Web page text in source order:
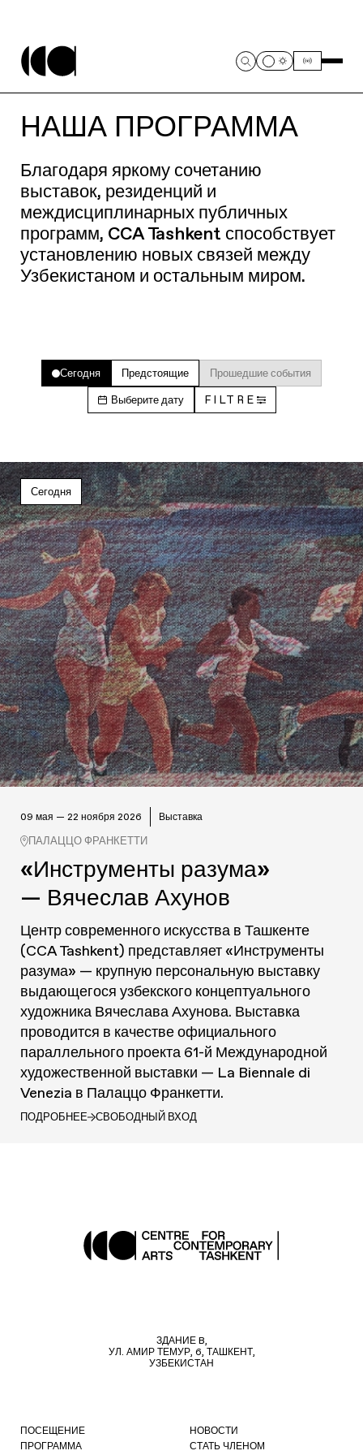
НАША ПРОГРАММА
Благодаря яркому сочетанию
выставок, резиденций и
междисциплинарных публичных
программ, CCA Tashkent способствует
установлению новых связей между
Узбекистаном и остальным миром.
Сегодня Предстоящие Прошедшие события
Выберите дату FILTRE
Сегодня
09 мая — 22 ноября 2026 Выставка
ПАЛАЦЦО ФРАНКЕТТИ
«Инструменты разума»
— Вячеслав Ахунов
Центр современного искусства в Ташкенте
(CCA Tashkent) представляет «Инструменты
разума» — крупную персональную выставку
выдающегося узбекского концептуального
художника Вячеслава Ахунова. Выставка
проводится в качестве официального
параллельного проекта 61-й Международной
художественной выставки — La Biennale di
Venezia в Палаццо Франкетти.
ПОДРОБНЕЕ СВОБОДНЫЙ ВХОД
ЗДАНИЕ B,
УЛ. АМИР ТЕМУР, 6, ТАШКЕНТ,
УЗБЕКИСТАН
ПОСЕЩЕНИЕ
ПРОГРАММА
НОВОСТИ
СТАТЬ ЧЛЕНОМ